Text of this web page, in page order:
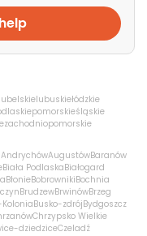
lubelskielubuskiełódzkie
pomorskieśląskie
zachodniopomorskie
AndrychówAugustówBaranów
Biała PodlaskaBiałogard
BłonieBobrownikiBochnia
BrudzewBrwinówBrzeg
Busko-zdrójBydgoszcz
Chrzypsko Wielkie
dziedziceCzeladź